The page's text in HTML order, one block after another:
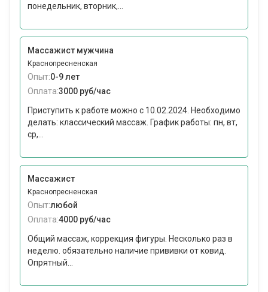
понедельник, вторник,...
Массажист мужчина
Краснопресненская
Опыт:0-9 лет
Оплата:3000 руб/час
Приступить к работе можно с 10.02.2024. Необходимо
делать: классический массаж. График работы: пн, вт,
ср,...
Массажист
Краснопресненская
Опыт:любой
Оплата:4000 руб/час
Общий массаж, коррекция фигуры. Несколько раз в
неделю. обязательно наличие прививки от ковид.
Опрятный...